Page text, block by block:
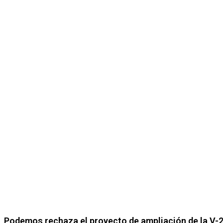
Podemos rechaza el proyecto de ampliación de la V-